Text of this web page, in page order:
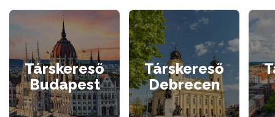
Társkereső
Budapest
Társkereső
Debrecen